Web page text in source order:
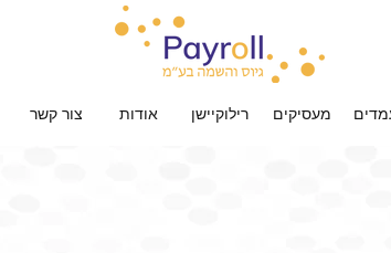
מעסיקים רילוקיישן אודות צור קשר